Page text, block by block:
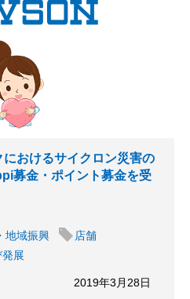
おけるサイクロン災害の
募金・ポイント募金を受
地域振興
店舗
展
2019年3月28日